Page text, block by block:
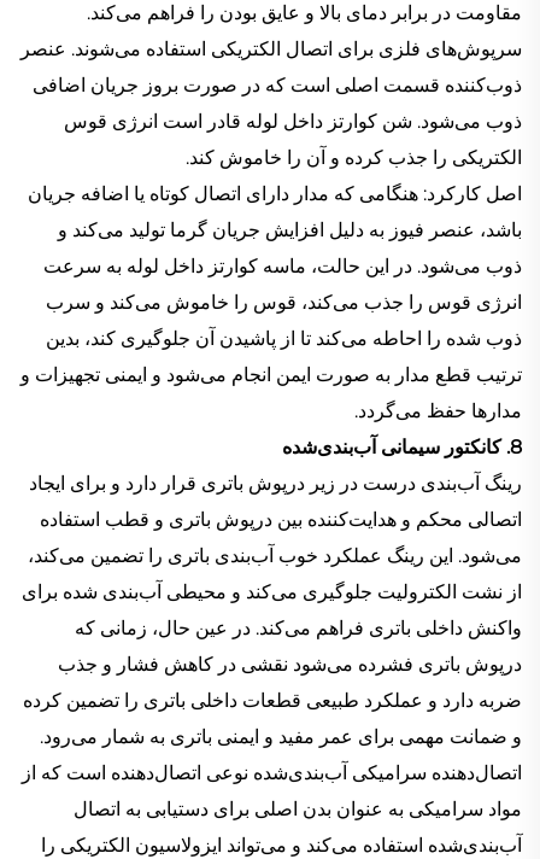
مقاومت در برابر دمای بالا و عایق بودن را فراهم می‌کند.
سرپوش‌های فلزی برای اتصال الکتریکی استفاده می‌شوند. عنصر
ذوب‌کننده قسمت اصلی است که در صورت بروز جریان اضافی
ذوب می‌شود. شن کوارتز داخل لوله قادر است انرژی قوس
الکتریکی را جذب کرده و آن را خاموش کند.
اصل کارکرد: هنگامی که مدار دارای اتصال کوتاه یا اضافه جریان
باشد، عنصر فیوز به دلیل افزایش جریان گرما تولید می‌کند و
ذوب می‌شود. در این حالت، ماسه کوارتز داخل لوله به سرعت
انرژی قوس را جذب می‌کند، قوس را خاموش می‌کند و سرب
ذوب شده را احاطه می‌کند تا از پاشیدن آن جلوگیری کند، بدین
ترتیب قطع مدار به صورت ایمن انجام می‌شود و ایمنی تجهیزات و
مدارها حفظ می‌گردد.
8. کانکتور سیمانی آب‌بندی‌شده
رینگ آب‌بندی درست در زیر درپوش باتری قرار دارد و برای ایجاد
اتصالی محکم و هدایت‌کننده بین درپوش باتری و قطب استفاده
می‌شود. این رینگ عملکرد خوب آب‌بندی باتری را تضمین می‌کند،
از نشت الکترولیت جلوگیری می‌کند و محیطی آب‌بندی شده برای
واکنش داخلی باتری فراهم می‌کند. در عین حال، زمانی که
درپوش باتری فشرده می‌شود نقشی در کاهش فشار و جذب
ضربه دارد و عملکرد طبیعی قطعات داخلی باتری را تضمین کرده
و ضمانت مهمی برای عمر مفید و ایمنی باتری به شمار می‌رود.
اتصال‌دهنده سرامیکی آب‌بندی‌شده نوعی اتصال‌دهنده است که از
مواد سرامیکی به عنوان بدن اصلی برای دستیابی به اتصال
آب‌بندی‌شده استفاده می‌کند و می‌تواند ایزولاسیون الکتریکی را